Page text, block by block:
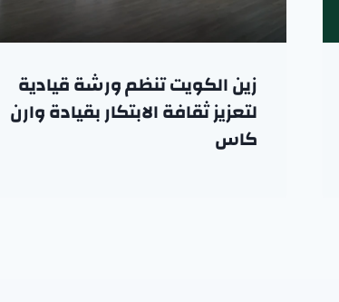
زين الكويت تنظم ورشة قيادية
لتعزيز ثقافة الابتكار بقيادة وارن
كاس